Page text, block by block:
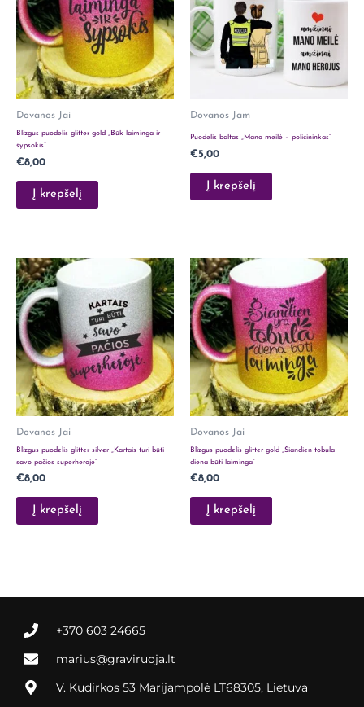
Dovanos Jai
Blizgus puodelis glitter gold „Būk laiminga ir
šypsokis”
€8,00
Į krepšelį
Dovanos Jam
Puodelis baltas „Mano meilė – policininkas”
€5,00
Į krepšelį
Dovanos Jai
Blizgus puodelis glitter silver „Kartais turi būti
savo pačios superherojė”
€8,00
Į krepšelį
Dovanos Jai
Blizgus puodelis glitter gold „Šiandien tobula
diena būti laiminga”
€8,00
Į krepšelį
+370 603 24665
marius@graviruoja.lt
V. Kudirkos 53 Marijampolė LT68305, Lietuva